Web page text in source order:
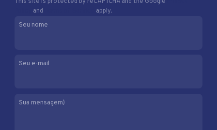
and
apply.
Seu nome
Seu e-mail
Sua mensagem)